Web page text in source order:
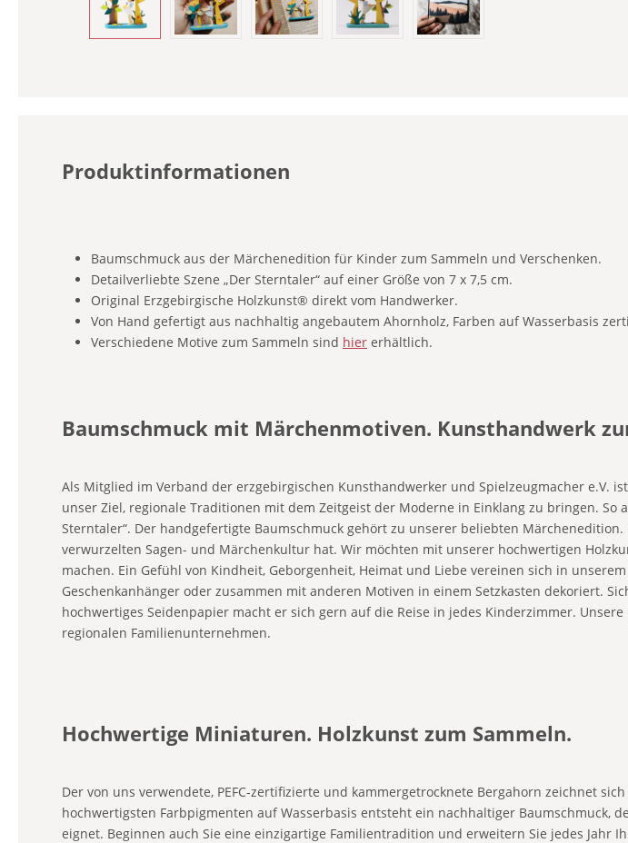
Produktinformationen
Baumschmuck aus der Märchenedition für Kinder zum Sammeln und Verschenken.
Detailverliebte Szene „Der Sterntaler“ auf einer Größe von 7 x 7,5 cm.
Original Erzgebirgische Holzkunst® direkt vom Handwerker.
Von Hand gefertigt aus nachhaltig angebautem Ahornholz, Farben auf Wasserbasis
Verschiedene Motive zum Sammeln sind hier erhältlich.
Baumschmuck mit Märchenmotiven. Kunsthandwerk
Als Mitglied im Verband der erzgebirgischen Kunsthandwerker und Spielzeugmacher e.V.
unser Ziel, regionale Traditionen mit dem Zeitgeist der Moderne in Einklang zu bringen.
Sterntaler“. Der handgefertigte Baumschmuck gehört zu unserer beliebten
verwurzelten Sagen- und Märchenkultur hat. Wir möchten mit unserer hochwertigen
machen. Ein Gefühl von Kindheit, Geborgenheit, Heimat und Liebe vereinen sich in
Geschenkanhänger oder zusammen mit anderen Motiven in einem Setzkasten dekoriert.
hochwertiges Seidenpapier macht er sich gern auf die Reise in jedes Kinderzimmer.
regionalen Familienunternehmen.
Hochwertige Miniaturen. Holzkunst zum Sammeln.
Der von uns verwendete, PEFC-zertifizierte und kammergetrocknete Bergahorn zeichnet
hochwertigsten Farbpigmenten auf Wasserbasis entsteht ein nachhaltiger
eignet. Beginnen auch Sie eine einzigartige Familientradition und erweitern Sie jedes Jahr